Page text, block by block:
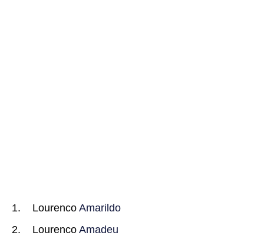
Lourenco Amarildo
Lourenco Amadeu